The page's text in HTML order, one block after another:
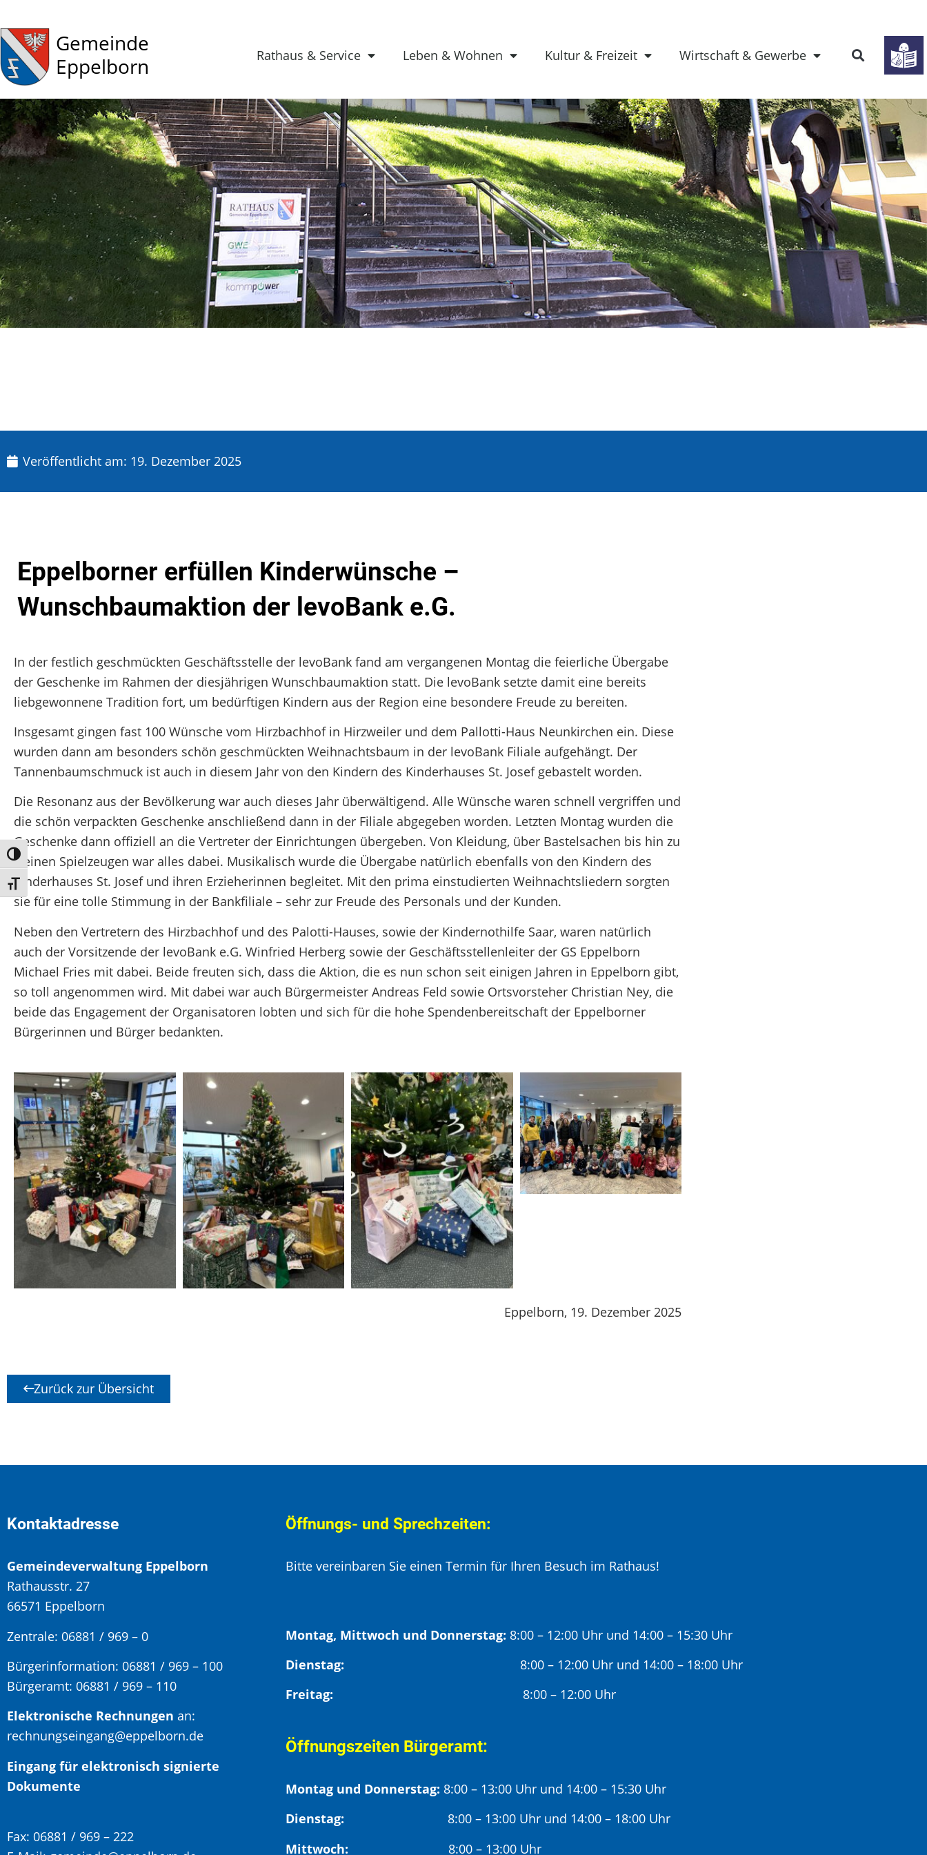
Umschalten auf hohe Kontraste
Schrift vergrößern
Gemeinde
Eppelborn
Rathaus & Service Leben & Wohnen Kultur & Freizeit Wirtschaft & Gewerbe
Veröffentlicht am: 19. Dezember 2025
Eppelborner erfüllen Kinderwünsche –
Wunschbaumaktion der levoBank e.G.
In der festlich geschmückten Geschäftsstelle der levoBank fand am vergangenen Montag die feierliche Übergabe
der Geschenke im Rahmen der diesjährigen Wunschbaumaktion statt. Die levoBank setzte damit eine bereits
liebgewonnene Tradition fort, um bedürftigen Kindern aus der Region eine besondere Freude zu bereiten.
Insgesamt gingen fast 100 Wünsche vom Hirzbachhof in Hirzweiler und dem Pallotti-Haus Neunkirchen ein. Diese
wurden dann am besonders schön geschmückten Weihnachtsbaum in der levoBank Filiale aufgehängt. Der
Tannenbaumschmuck ist auch in diesem Jahr von den Kindern des Kinderhauses St. Josef gebastelt worden.
Die Resonanz aus der Bevölkerung war auch dieses Jahr überwältigend. Alle Wünsche waren schnell vergriffen und
die schön verpackten Geschenke anschließend dann in der Filiale abgegeben worden. Letzten Montag wurden die
Geschenke dann offiziell an die Vertreter der Einrichtungen übergeben. Von Kleidung, über Bastelsachen bis hin zu
kleinen Spielzeugen war alles dabei. Musikalisch wurde die Übergabe natürlich ebenfalls von den Kindern des
Kinderhauses St. Josef und ihren Erzieherinnen begleitet. Mit den prima einstudierten Weihnachtsliedern sorgten
sie für eine tolle Stimmung in der Bankfiliale – sehr zur Freude des Personals und der Kunden.
Neben den Vertretern des Hirzbachhof und des Palotti-Hauses, sowie der Kindernothilfe Saar, waren natürlich
auch der Vorsitzende der levoBank e.G. Winfried Herberg sowie der Geschäftsstellenleiter der GS Eppelborn
Michael Fries mit dabei. Beide freuten sich, dass die Aktion, die es nun schon seit einigen Jahren in Eppelborn gibt,
so toll angenommen wird. Mit dabei war auch Bürgermeister Andreas Feld sowie Ortsvorsteher Christian Ney, die
beide das Engagement der Organisatoren lobten und sich für die hohe Spendenbereitschaft der Eppelborner
Bürgerinnen und Bürger bedankten.
Eppelborn, 19. Dezember 2025
Zurück zur Übersicht
Kontaktadresse
Gemeindeverwaltung Eppelborn
Rathausstr. 27
66571 Eppelborn
Zentrale: 06881 / 969 – 0
Bürgerinformation: 06881 / 969 – 100
Bürgeramt: 06881 / 969 – 110
Elektronische Rechnungen an:
rechnungseingang@eppelborn.de
Eingang für elektronisch signierte
Dokumente
Fax: 06881 / 969 – 222
Öffnungs- und Sprechzeiten:
Bitte vereinbaren Sie einen Termin für Ihren Besuch im Rathaus!
Montag, Mittwoch und Donnerstag: 8:00 – 12:00 Uhr und 14:00 – 15:30 Uhr
Dienstag: 8:00 – 12:00 Uhr und 14:00 – 18:00 Uhr
Freitag:
8:00 – 12:00 Uhr
Öffnungszeiten Bürgeramt:
Montag und Donnerstag: 8:00 – 13:00 Uhr und 14:00 – 15:30 Uhr
Dienstag: 8:00 – 13:00 Uhr und 14:00 – 18:00 Uhr
Mittwoch: 8:00 – 13:00 Uhr